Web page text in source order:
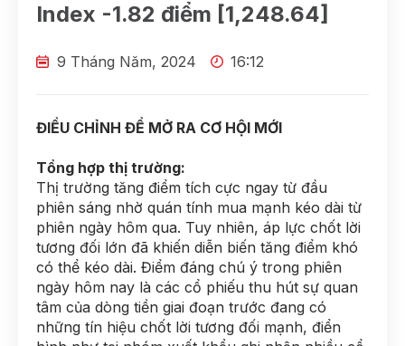
Index -1.82 điểm [1,248.64]
9 Tháng Năm, 2024 16:12
ĐIỀU CHỈNH ĐỂ MỞ RA CƠ HỘI MỚI
Tổng hợp thị trường:
Thị trường tăng điểm tích cực ngay từ đầu
phiên sáng nhờ quán tính mua mạnh kéo dài từ
phiên ngày hôm qua. Tuy nhiên, áp lực chốt lời
tương đối lớn đã khiến diễn biến tăng điểm khó
có thể kéo dài. Điểm đáng chú ý trong phiên
ngày hôm nay là các cổ phiếu thu hút sự quan
tâm của dòng tiền giai đoạn trước đang có
những tín hiệu chốt lời tương đối mạnh, điển